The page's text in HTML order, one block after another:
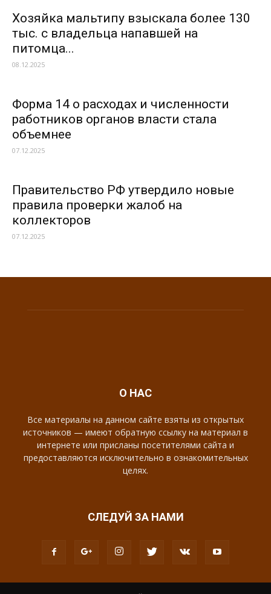
Хозяйка мальтипу взыскала более 130
тыс. с владельца напавшей на
питомца...
08.12.2025
Форма 14 о расходах и численности
работников органов власти стала
объемнее
07.12.2025
Правительство РФ утвердило новые
правила проверки жалоб на
коллекторов
07.12.2025
О НАС
Все материалы на данном сайте взяты из открытых
источников — имеют обратную ссылку на материал в
интернете или присланы посетителями сайта и
предоставляются исключительно в ознакомительных
целях.
СЛЕДУЙ ЗА НАМИ